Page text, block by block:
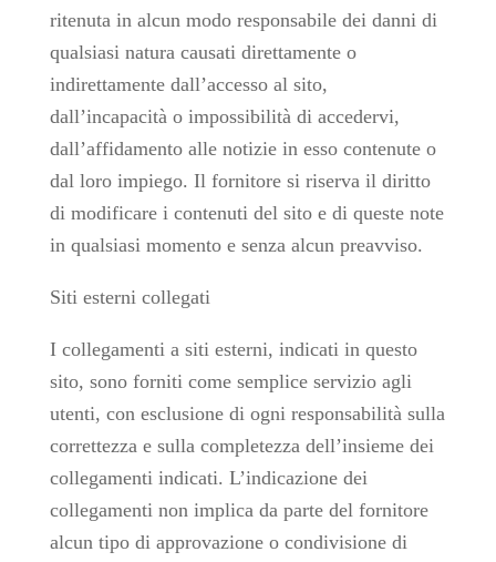
ritenuta in alcun modo responsabile dei danni di
qualsiasi natura causati direttamente o
indirettamente dall’accesso al sito,
dall’incapacità o impossibilità di accedervi,
dall’affidamento alle notizie in esso contenute o
dal loro impiego. Il fornitore si riserva il diritto
di modificare i contenuti del sito e di queste note
in qualsiasi momento e senza alcun preavviso.
Siti esterni collegati
I collegamenti a siti esterni, indicati in questo
sito, sono forniti come semplice servizio agli
utenti, con esclusione di ogni responsabilità sulla
correttezza e sulla completezza dell’insieme dei
collegamenti indicati. L’indicazione dei
collegamenti non implica da parte del fornitore
alcun tipo di approvazione o condivisione di